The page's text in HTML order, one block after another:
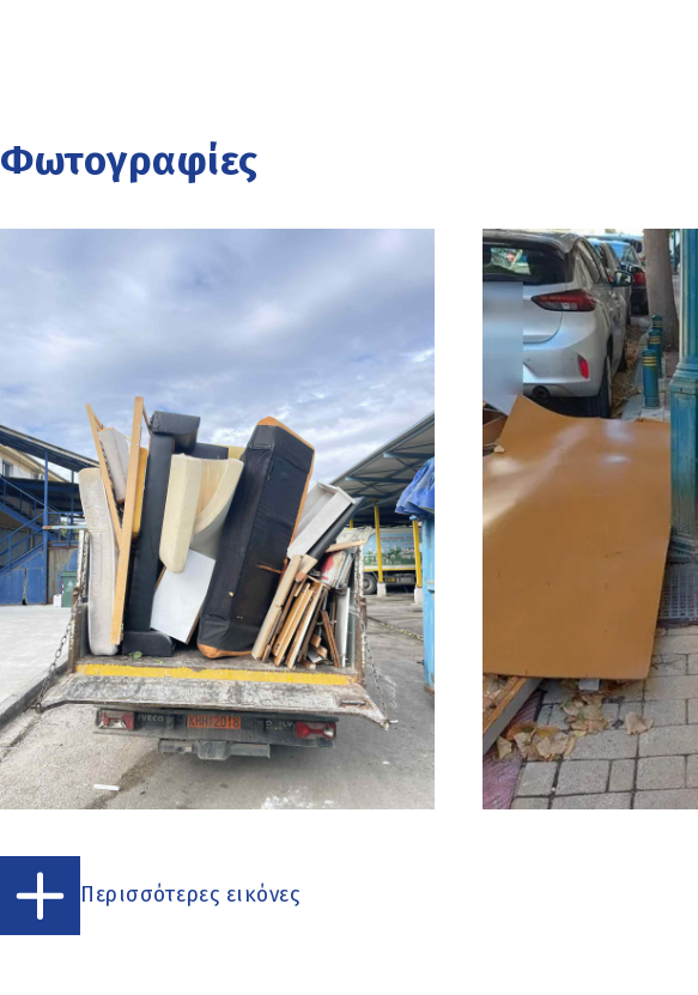
Φωτογραφίες
Περισσότερες εικόνες